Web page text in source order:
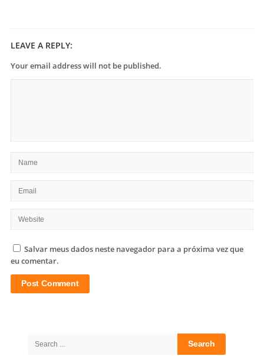
LEAVE A REPLY:
Your email address will not be published.
Salvar meus dados neste navegador para a próxima vez que
eu comentar.
Search